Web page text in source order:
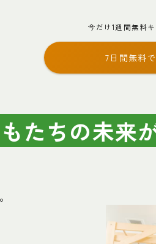
今だけ1週間無料
7日間無料
たちの未来